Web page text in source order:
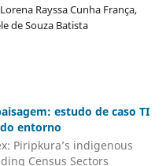
Rayssa Cunha França,
de Souza Batista
estudo de caso TI
entorno
Piripkura’s indigenous
Census Sectors